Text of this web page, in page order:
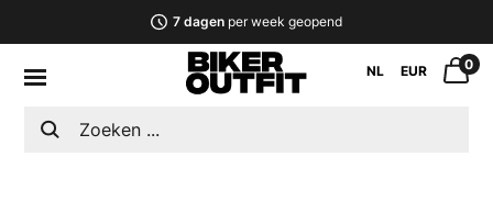
7 dagenper week geopend
NL EUR 0